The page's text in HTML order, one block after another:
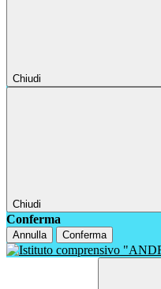
Chiudi
Chiudi
Conferma
Annulla Conferma